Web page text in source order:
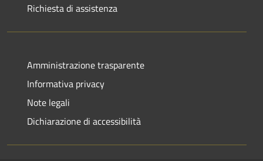
Richiesta di assistenza
Amministrazione trasparente
Informativa privacy
Note legali
Dichiarazione di accessibilità